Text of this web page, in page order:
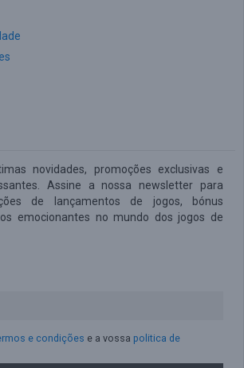
novidades, promoções exclusivas e
Assine a nossa newsletter para
de lançamentos de jogos, bónus
emocionantes no mundo dos jogos de
e condições e a vossa politica de